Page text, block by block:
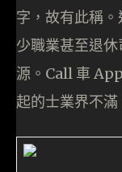
字，故有此稱
少職業甚至退
源。Call 車
起的士業界不滿